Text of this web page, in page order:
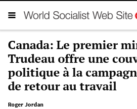
Canada: Le premier
Trudeau offre une
politique à la
de retour au travail
Roger Jordan